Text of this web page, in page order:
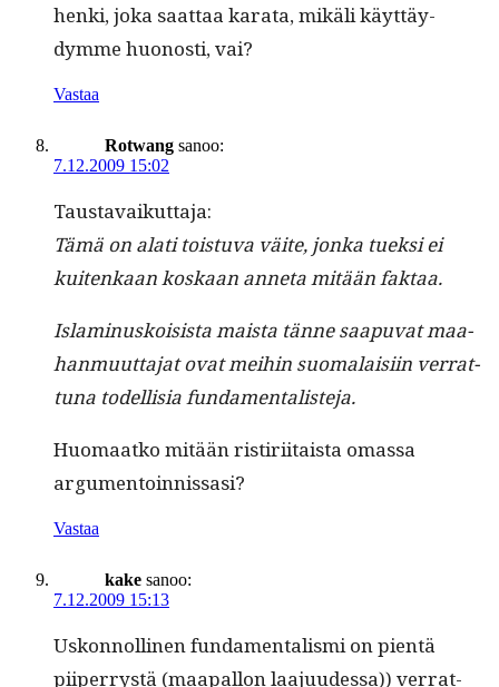
hen­ki, joka saat­taa kara­ta, mikäli käyt­täy­
dymme huonos­ti, vai?
Vastaa
Rotwang sanoo:
7.12.2009 15:02
Taus­tavaikut­ta­ja:
Tämä on alati tois­tu­va väite, jon­ka tuek­si ei
kuitenkaan koskaan anneta mitään faktaa.
Islami­nuskoi­sista maista tänne saa­pu­vat maa­
han­muut­ta­jat ovat mei­hin suo­ma­laisi­in ver­rat­
tuna todel­lisia fundamentalisteja.
Huo­maatko mitään ris­tiri­itaista omas­sa
argumentoinnissasi?
Vastaa
kake sanoo:
7.12.2009 15:13
Uskon­nolli­nen fun­da­men­tal­is­mi on pien­tä
piiper­rystä (maa­pal­lon laa­ju­udessa)) ver­rat­